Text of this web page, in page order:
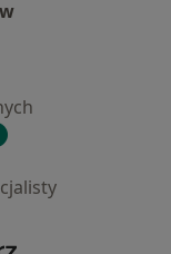
Strona główna